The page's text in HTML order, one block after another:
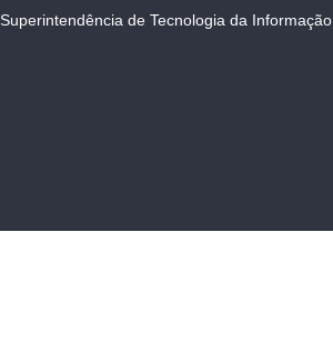
Superintendência de Tecnologia da Informação